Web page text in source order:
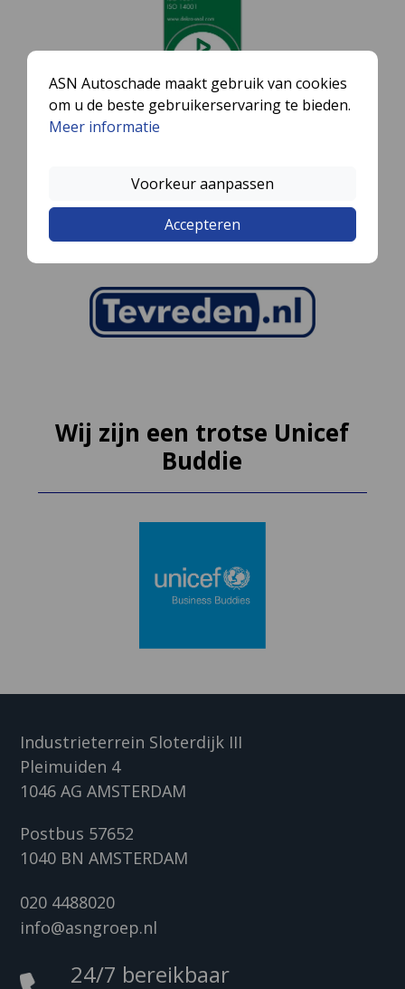
Wij zijn een trotse Unicef
Buddie
Industrieterrein Sloterdijk III
Pleimuiden 4
1046 AG AMSTERDAM
Postbus 57652
1040 BN AMSTERDAM
020 4488020
info@asngroep.nl
24/7 bereikbaar
ASN Autoschade maakt gebruik van cookies
om u de beste gebruikerservaring te bieden.
Meer informatie
Voorkeur aanpassen
Accepteren